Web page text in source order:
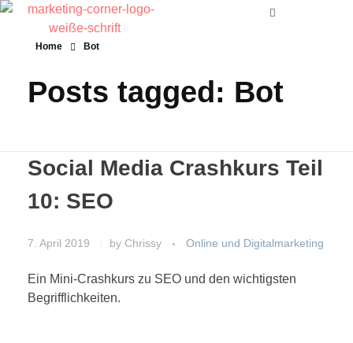
Home Bot
Posts tagged: Bot
Social Media Crashkurs Teil
10: SEO
7. April 2019 by Chrissy Online und Digitalmarketing
Ein Mini-Crashkurs zu SEO und den wichtigsten
Begrifflichkeiten.